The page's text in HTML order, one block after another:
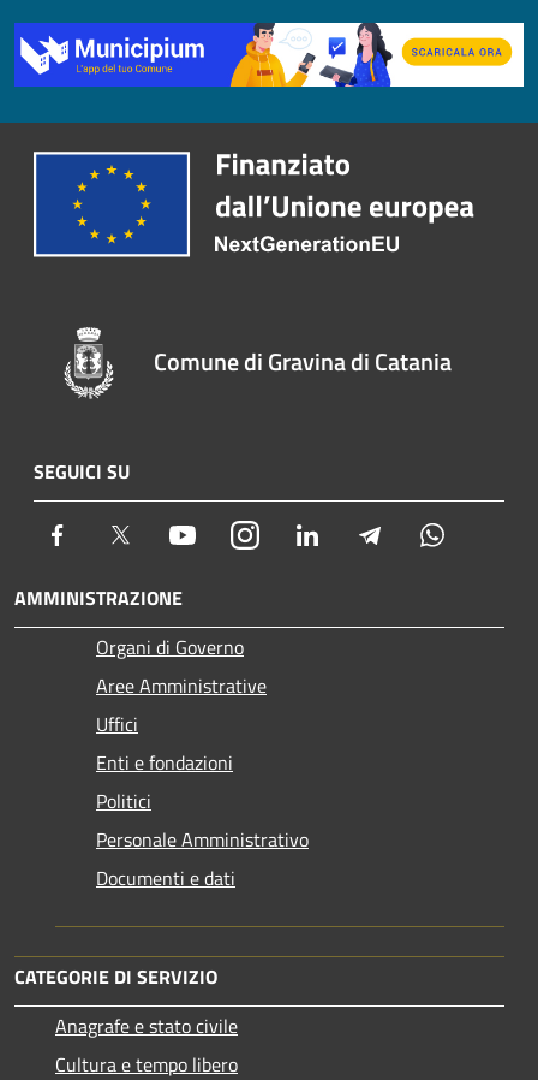
Comune di Gravina di Catania
SEGUICI SU
Facebook Twitter YoutubeInstagram LinkedIn Telegram
AMMINISTRAZIONE
Organi di Governo
Aree Amministrative
Uffici
Enti e fondazioni
Politici
Personale Amministrativo
Documenti e dati
CATEGORIE DI SERVIZIO
Anagrafe e stato civile
Cultura e tempo libero